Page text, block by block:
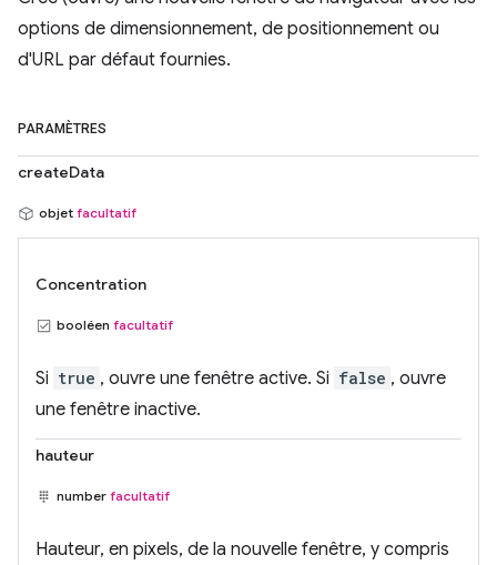
options de dimensionnement, de positionnement ou
d'URL par défaut fournies.
PARAMÈTRES
createData
objet facultatif
Concentration
booléen facultatif
Si true , ouvre une fenêtre active. Si false , ouvre
une fenêtre inactive.
hauteur
number facultatif
Hauteur, en pixels, de la nouvelle fenêtre, y compris